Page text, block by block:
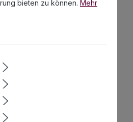
bieten zu können. Mehr